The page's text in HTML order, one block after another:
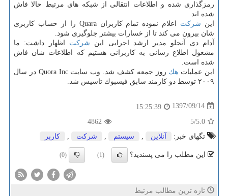
رمزگذاری شده و اطلاعات انتقالی از شبكه های مرتبط حالا فاش
شده اند.
این شركت
اعلام نموده تمام كاربران Quara را از حساب كاربری
شان بیرون می كند تا از خسارات بیشتر جلوگیری شود.
آدام دی آنجلو مدیر ارشد اجرایی این شركت اظهار داشت: ما
مشغول اطلاع رسانی به كاربرانی هستیم كه اطلاعات شان فاش
شده است.
این عملیات هك
روز جمعه كشف شد. وب سایت Quora Inc در سال
۲۰۰۹ توسط دو كارمند سابق فیسبوك تاسیس شد.
1397/09/14
15:25:39
5.0
/5
4862
تگهای خبر:
آنلاین سیستم شركت كاربر
این مطلب را می پسندید؟ (1)
(0)
تازه ترین مطالب مرتبط